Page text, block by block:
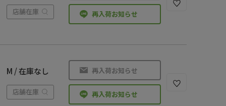
店舗在庫 再入荷お知らせ
M / 在庫なし
店舗在庫
再入荷お知らせ
再入荷お知らせ